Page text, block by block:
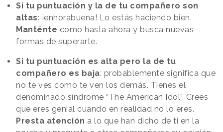
Si tu puntuación y la de tu compañero son
altas: ¡enhorabuena! Lo estás haciendo bien.
Manténte como hasta ahora y busca nuevas
formas de superarte.
Si tu puntuación es alta pero la de tu
compañero es baja: probablemente significa que
no te ves como te ven los demás. Tienes el
denominado síndrome “The American Idol”. Crees
que eres genial cuando en realidad no lo eres.
Presta atención a lo que han dicho de ti en la